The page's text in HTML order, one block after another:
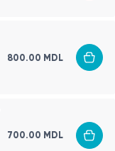
800.00 MDL
700.00 MDL